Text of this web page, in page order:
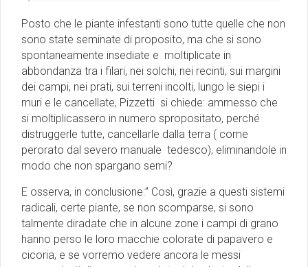
Posto che le piante infestanti sono tutte quelle che non
sono state seminate di proposito, ma che si sono
spontaneamente insediate e moltiplicate in
abbondanza tra i filari, nei solchi, nei recinti, sui margini
dei campi, nei prati, sui terreni incolti, lungo le siepi i
muri e le cancellate, Pizzetti si chiede: ammesso che
si moltiplicassero in numero spropositato, perché
distruggerle tutte, cancellarle dalla terra ( come
perorato dal severo manuale tedesco), eliminandole in
modo che non spargano semi?
E osserva, in conclusione:” Così, grazie a questi sistemi
radicali, certe piante, se non scomparse, si sono
talmente diradate che in alcune zone i campi di grano
hanno perso le loro macchie colorate di papavero e
cicoria, e se vorremo vedere ancora le messi